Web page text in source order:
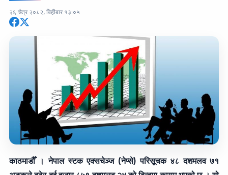
२६ चैत्र २०८२, बिहीबार १३:०५
काठमाडौँ । नेपाल स्टक एक्सचेञ्ज (नेप्से) परिसूचक ४८ दशमलव ७१